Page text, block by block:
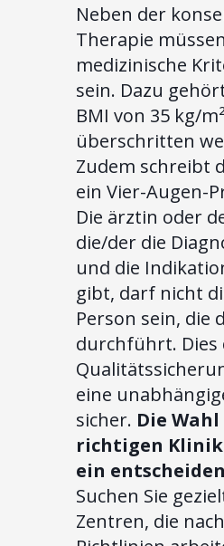
Neben der
Therapie
medizinische
sein. Dazu
BMI von 35 kg/
überschritten
Zudem schreibt
ein Vier-Augen-
Die ärztin oder
die/der die
und die
gibt, darf nicht
Person sein, die
durchführt. Dies
eine
sicher. Die
richtigen
ein
Suchen Sie
Zentren, die